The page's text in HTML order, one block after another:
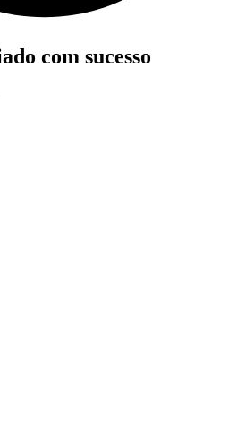
com sucesso